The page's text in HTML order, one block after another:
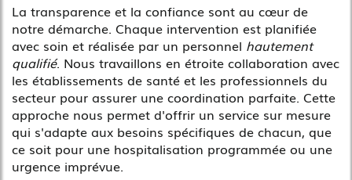
La transparence et la confiance sont au cœur de
notre démarche. Chaque intervention est planifiée
avec soin et réalisée par un personnel hautement
qualifié. Nous travaillons en étroite collaboration avec
les établissements de santé et les professionnels du
secteur pour assurer une coordination parfaite. Cette
approche nous permet d'offrir un service sur mesure
qui s'adapte aux besoins spécifiques de chacun, que
ce soit pour une hospitalisation programmée ou une
urgence imprévue.